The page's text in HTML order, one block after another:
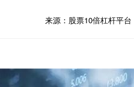
来源：股票10倍杠杆平台